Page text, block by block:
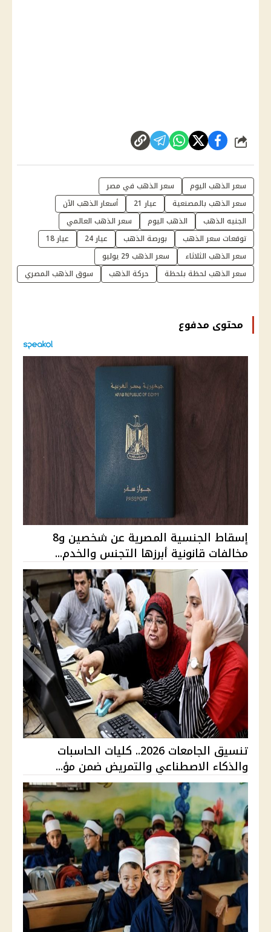
شارك
سعر الذهب اليوم
سعر الذهب في مصر
سعر الذهب بالمصنعية
عيار 21
أسعار الذهب الآن
الجنيه الذهب
الذهب اليوم
سعر الذهب العالمي
توقعات سعر الذهب
بورصة الذهب عيار 24
عيار 18
سعر الذهب الثلاثاء
سعر الذهب 29 يوليو
سعر الذهب لحظة بلحظة
حركة الذهب سوق الذهب المصري
محتوى مدفوع
إسقاط الجنسية المصرية عن شخصين و8
مخالفات قانونية أبرزها التجنس والخدم...
تنسيق الجامعات 2026.. كليات الحاسبات
والذكاء الاصطناعي والتمريض ضمن مؤ...